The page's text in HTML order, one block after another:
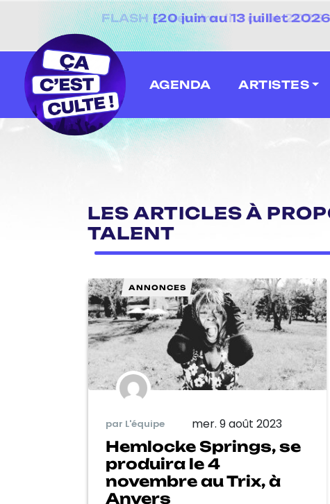
[20 juin au 13 juillet
AGENDA ARTISTES
LES ARTICLES À
TALENT
ANNONCES
par L'équipe mer. 9 août 2023
Hemlocke Springs, se
produira le 4
novembre au Trix, à
Anvers